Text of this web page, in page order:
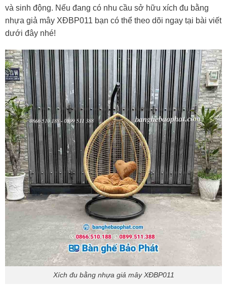
và sinh động. Nếu đang có nhu cầu sở hữu xích đu bằng
nhựa giả mây XĐBP011 bạn có thể theo dõi ngay tại bài viết
dưới đây nhé!
Xích đu bằng nhựa giả mây XĐBP011